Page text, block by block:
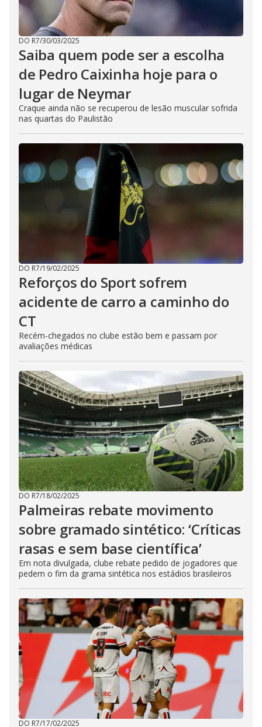
DO R7/30/03/2025
Saiba quem pode ser a escolha
de Pedro Caixinha hoje para o
lugar de Neymar
Craque ainda não se recuperou de lesão muscular sofrida
nas quartas do Paulistão
DO R7/19/02/2025
Reforços do Sport sofrem
acidente de carro a caminho do
CT
Recém-chegados no clube estão bem e passam por
avaliações médicas
DO R7/18/02/2025
Palmeiras rebate movimento
sobre gramado sintético: ‘Críticas
rasas e sem base científica’
Em nota divulgada, clube rebate pedido de jogadores que
pedem o fim da grama sintética nos estádios brasileiros
DO R7/17/02/2025